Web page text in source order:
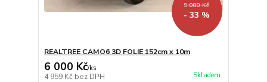
9 000 Kč
- 33 %
REALTREE CAMO6 3D FOLIE 152cm x 10m
6 000 Kč/ks
4 959 Kč bez DPH Skladem